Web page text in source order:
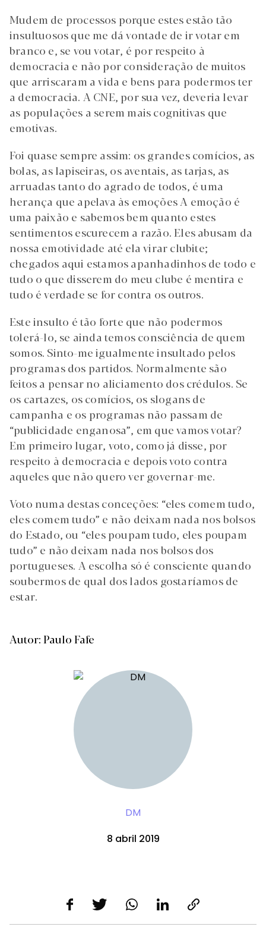
Mudem de processos porque estes estão tão
insultuosos que me dá vontade de ir votar em
branco e, se vou votar, é por respeito à
democracia e não por consideração de muitos
que arriscaram a vida e bens para podermos ter
a democracia. A CNE, por sua vez, deveria levar
as populações a serem mais cognitivas que
emotivas.
Foi quase sempre assim: os grandes comícios, as
bolas, as lapiseiras, os aventais, as tarjas, as
arruadas tanto do agrado de todos, é uma
herança que apelava às emoções A emoção é
uma paixão e sabemos bem quanto estes
sentimentos escurecem a razão. Eles abusam da
nossa emotividade até ela virar clubite;
chegados aqui estamos apanhadinhos de todo e
tudo o que disserem do meu clube é mentira e
tudo é verdade se for contra os outros.
Este insulto é tão forte que não podermos
tolerá-lo, se ainda temos consciência de quem
somos. Sinto-me igualmente insultado pelos
programas dos partidos. Normalmente são
feitos a pensar no aliciamento dos crédulos. Se
os cartazes, os comícios, os slogans de
campanha e os programas não passam de
“publicidade enganosa”, em que vamos votar?
Em primeiro lugar, voto, como já disse, por
respeito à democracia e depois voto contra
aqueles que não quero ver governar-me.
Voto numa destas conceções: “eles comem tudo,
eles comem tudo” e não deixam nada nos bolsos
do Estado, ou “eles poupam tudo, eles poupam
tudo” e não deixam nada nos bolsos dos
portugueses. A escolha só é consciente quando
soubermos de qual dos lados gostaríamos de
estar.
Autor: Paulo Fafe
DM
8 abril 2019